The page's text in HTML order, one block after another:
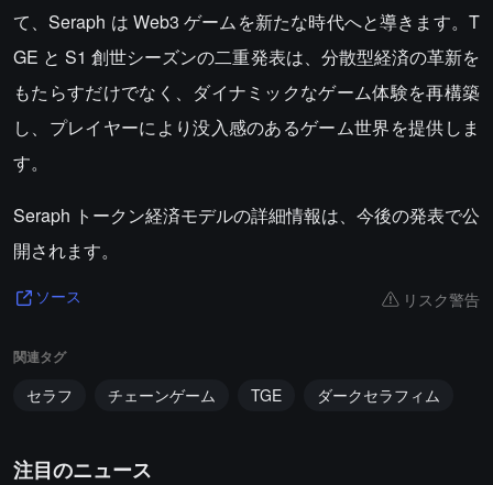
て、Seraph は Web3 ゲームを新たな時代へと導きます。T
GE と S1 創世シーズンの二重発表は、分散型経済の革新を
もたらすだけでなく、ダイナミックなゲーム体験を再構築
し、プレイヤーにより没入感のあるゲーム世界を提供しま
す。
Seraph トークン経済モデルの詳細情報は、今後の発表で公
開されます。
ソース リスク警告
関連タグ
セラフ チェーンゲーム TGE ダークセラフィム
注目のニュース